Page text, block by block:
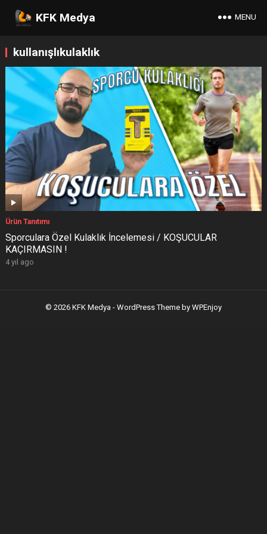
KFK Medya MENU
kullanışlıkulaklık
Ürün Tanıtımı
Sporculara Özel Kulaklık İncelemesi / KOŞUCULAR
KAÇIRMASIN !
4 yıl ago
© 2026 KFK Medya - WordPress Theme by WPEnjoy